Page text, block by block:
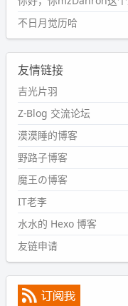
了。。
wdssmq
2024-09-11 08:45:43
#PubWord
然后天凉了，为了应对
会略窄。。
wdssmq
2024-09-09 19:43:00
#PubWord
表，21 年 11 月底发现
完，还是分两次看的
电影 —— 略长的待办列
不日月觉历哈
友情链接
吉光片羽
Z-Blog 交流论坛
漠漠睡的博客
野路子博客
魔王の博客
IT老李
水水的 Hexo 博客
友链申请